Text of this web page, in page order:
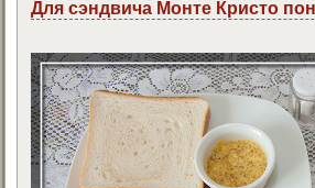
Для сэндвича Монте Кристо